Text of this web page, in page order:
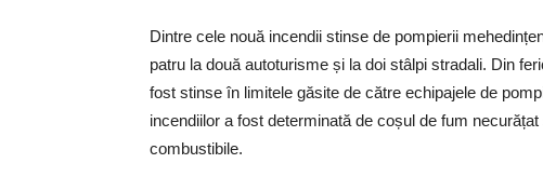
Dintre cele nouă incendii stinse de pompierii
patru la două autoturisme și la doi stâlpi stradali. Din
fost stinse în limitele găsite de către echipajele de
incendiilor a fost determinată de coșul de fum
combustibile.